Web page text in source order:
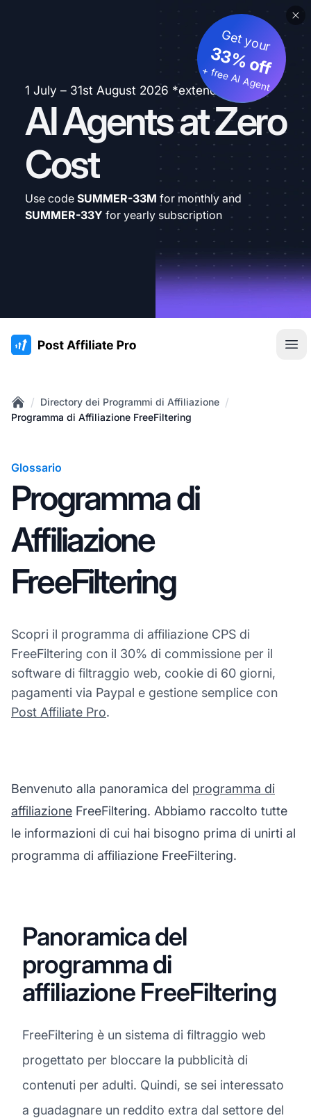
1 July – 31st August 2026 *extended
AI Agents at Zero
Cost
Get your
33% off
+ free AI Agent
Use code SUMMER-33M for monthly and
SUMMER-33Y for yearly subscription
:site.title
Home
/ Directory dei Programmi di Affiliazione /
Programma di Affiliazione FreeFiltering
Glossario
Programma di
Affiliazione
FreeFiltering
Scopri il programma di affiliazione CPS di
FreeFiltering con il 30% di commissione per il
software di filtraggio web, cookie di 60 giorni,
pagamenti via Paypal e gestione semplice con
Post Affiliate Pro.
Benvenuto alla panoramica del programma di
affiliazione FreeFiltering. Abbiamo raccolto tutte
le informazioni di cui hai bisogno prima di unirti al
programma di affiliazione FreeFiltering.
Panoramica del
programma di
affiliazione FreeFiltering
FreeFiltering è un sistema di filtraggio web
progettato per bloccare la pubblicità di
contenuti per adulti. Quindi, se sei interessato
a guadagnare un reddito extra dal settore del